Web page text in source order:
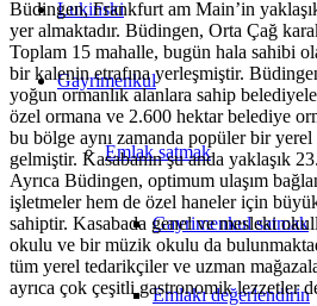
Lukinski
Gayrimenkul
Emlak satmak
Gayrimenkul satmak
Emlakı değerlendirin
Büdingen, Frankfurt am Main’in
yer almaktadır. Büdingen, Orta Çağ
Toplam 15 mahalle, bugün hala sahibi
bir kalenin etrafına yerleşmiştir.
yoğun ormanlık alanlara sahip
özel ormana ve 2.600 hektar belediye
bu bölge aynı zamanda popüler bir yerel
gelmiştir. Kasabanın şu anda yaklaşık
Ayrıca Büdingen, optimum ulaşım
işletmeler hem de özel haneler için
sahiptir. Kasabada genel ve mesleki
okulu ve bir müzik okulu da
tüm yerel tedarikçiler ve uzman
ayrıca çok çeşitli gastronomik lezzetler